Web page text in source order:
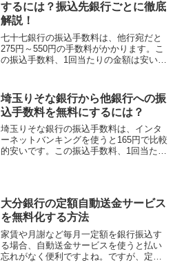
するには？振込先銀行ごとに徹底
解説！
七十七銀行の振込手数料は、他行宛だと
275円～550円の手数料がかかります。こ
の振込手数料、1回当たりの金額は安いで
埼玉りそな銀行から他銀行への振
込手数料を無料にするには？
埼玉りそな銀行の振込手数料は、インタ
ーネットバンキングを使うと165円で比較
的安いです。この振込手数料、1回当たり
大分銀行の定額自動送金サービス
を無料化する方法
家賃や月謝など毎月一定額を銀行振込す
る場合、自動送金サービスを使うと払い
忘れがなく便利ですよね。ですが、定額